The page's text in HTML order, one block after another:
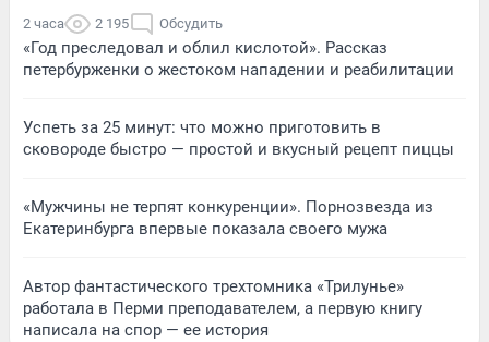
2 часа 2 195 Обсудить
«Год преследовал и облил кислотой». Рассказ
петербурженки о жестоком нападении и реабилитации
Успеть за 25 минут: что можно приготовить в
сковороде быстро — простой и вкусный рецепт пиццы
«Мужчины не терпят конкуренции». Порнозвезда из
Екатеринбурга впервые показала своего мужа
Автор фантастического трехтомника «Трилунье»
работала в Перми преподавателем, а первую книгу
написала на спор — ее история